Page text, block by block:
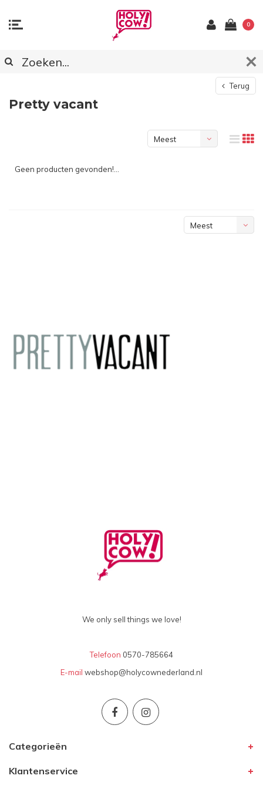
0
Terug
Pretty vacant
Meest
Geen producten gevonden!...
Meest
We only sell things we love!
Telefoon 0570-785664
E-mail webshop@holycownederland.nl
Categorieën
Klantenservice